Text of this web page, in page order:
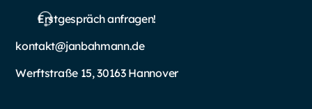
Erstgespräch anfragen!
kontakt@janbahmann.de
Werftstraße 15, 30163 Hannover